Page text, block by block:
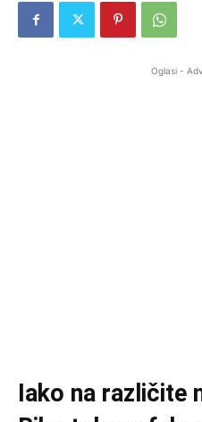
Oglasi -
Iako na različite